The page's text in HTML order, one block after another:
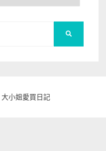
大小姐愛買日記